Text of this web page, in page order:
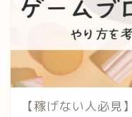
【稼げない人必見